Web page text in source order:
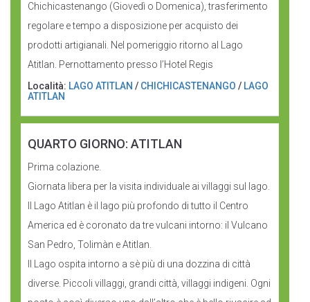
Chichicastenango (Giovedì o Domenica), trasferimento
regolare e tempo a disposizione per acquisto dei
prodotti artigianali. Nel pomeriggio ritorno al Lago
Atitlan. Pernottamento presso l’Hotel Regis
Località: LAGO ATITLAN / CHICHICASTENANGO / LAGO
ATITLAN
QUARTO GIORNO: ATITLAN
Prima colazione.
Giornata libera per la visita individuale ai villaggi sul lago.
Il Lago Atitlan è il lago più profondo di tutto il Centro
America ed è coronato da tre vulcani intorno: il Vulcano
San Pedro, Tolimàn e Atitlan.
Il Lago ospita intorno a sè più di una dozzina di città
diverse. Piccoli villaggi, grandi città, villaggi indigeni. Ogni